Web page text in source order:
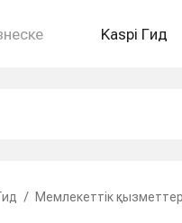
Kaspi Гид
/ Мемлекеттік қызметтер